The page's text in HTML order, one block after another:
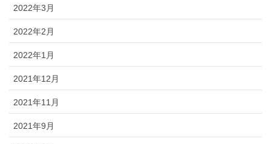
2022年3月
2022年2月
2022年1月
2021年12月
2021年11月
2021年9月